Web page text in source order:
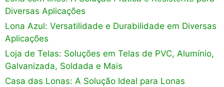
Diversas Aplicações
Lona Azul: Versatilidade e Durabilidade em Diversas
Aplicações
Loja de Telas: Soluções em Telas de PVC, Alumínio,
Galvanizada, Soldada e Mais
Casa das Lonas: A Solução Ideal para Lonas